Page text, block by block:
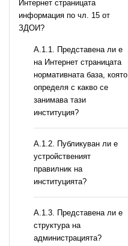
Интернет страницата
информация по чл. 15 от
ЗДОИ?
A.1.1. Представена ли е
на Интернет страницата
нормативната база, която
определя с какво се
занимава тази
институция?
A.1.2. Публикуван ли е
устройственият
правилник на
институцията?
A.1.3. Представена ли е
структура на
администрацията?